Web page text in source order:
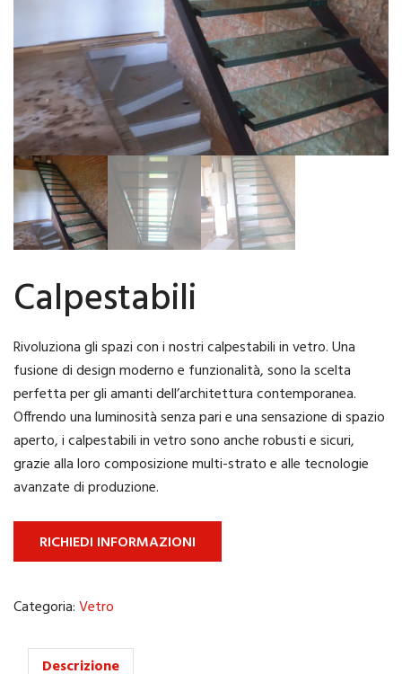
Calpestabili
Rivoluziona gli spazi con i nostri calpestabili in vetro. Una
fusione di design moderno e funzionalità, sono la scelta
perfetta per gli amanti dell’architettura contemporanea.
Offrendo una luminosità senza pari e una sensazione di spazio
aperto, i calpestabili in vetro sono anche robusti e sicuri,
grazie alla loro composizione multi-strato e alle tecnologie
avanzate di produzione.
RICHIEDI INFORMAZIONI
Categoria:Vetro
Descrizione